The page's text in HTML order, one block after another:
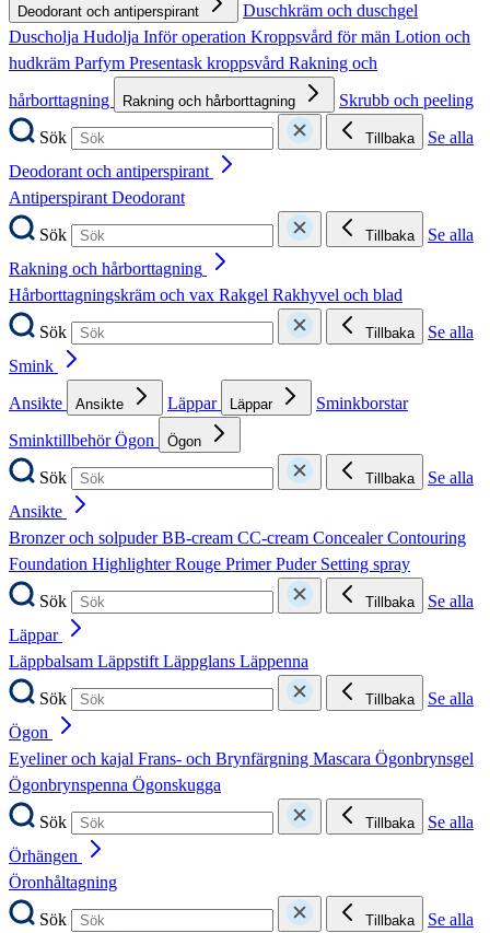
Deodorant och antiperspirant
Duschkräm och duschgel
Duscholja Hudolja Inför operation Kroppsvård för män Lotion och
hudkräm Parfym Presentask kroppsvård Rakning och
hårborttagning
Rakning och hårborttagning
Skrubb och peeling
Sök
Tillbaka
Se alla
Deodorant och antiperspirant
AntiperspirantDeodorant
Sök
Tillbaka
Se alla
Rakning och hårborttagning
Hårborttagningskräm och vax Rakgel Rakhyvel och blad
Sök
Tillbaka
Se alla
Smink
Ansikte
Ansikte Läppar Läppar
Sminkborstar
SminktillbehörÖgon Ögon
Sök Tillbaka
Se alla
Ansikte
Bronzer och solpuderBB-cream CC-cream ConcealerContouring
Foundation HighlighterRouge PrimerPuder Setting spray
Sök
Tillbaka
Se alla
Läppar
Läppbalsam LäppstiftLäppglans Läppenna
Sök
Tillbaka
Se alla
Ögon
Eyeliner och kajal Frans- och Brynfärgning Mascara Ögonbrynsgel
Ögonbrynspenna Ögonskugga
Sök
Tillbaka
Se alla
Örhängen
Öronhåltagning
Sök
Tillbaka
Se alla